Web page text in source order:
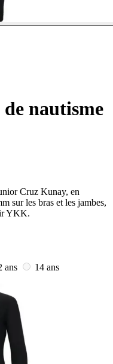
nautisme
Cruz Kunay, en
sur les bras et les jambes,
YKK.
ans
14 ans